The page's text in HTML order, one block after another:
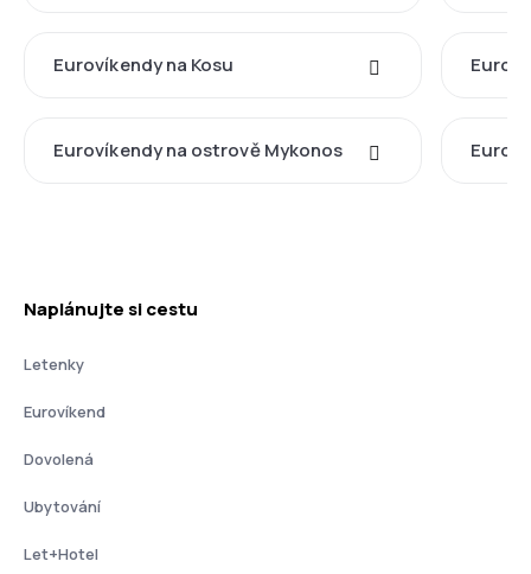
Eurovíkendy na Kosu
Eurovíkendy na ostrově Mykonos
Naplánujte si cestu
Letenky
Eurovíkend
Dovolená
Ubytování
Let+Hotel